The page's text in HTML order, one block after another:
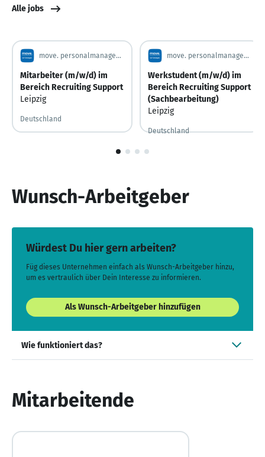
Alle jobs
move. personalmanagementberatung.
Mitarbeiter (m/w/d) im
Bereich Recruiting Support
Leipzig
Deutschland
move. personalmanagementberatung.
Werkstudent (m/w/d) im
Bereich Recruiting Support
(Sachbearbeitung)
Leipzig
Deutschland
Wunsch-Arbeitgeber
Würdest Du hier gern arbeiten?
Füg dieses Unternehmen einfach als Wunsch-Arbeitgeber hinzu,
um es vertraulich über Dein Interesse zu informieren.
Als Wunsch-Arbeitgeber hinzufügen
Wie funktioniert das?
Mitarbeitende